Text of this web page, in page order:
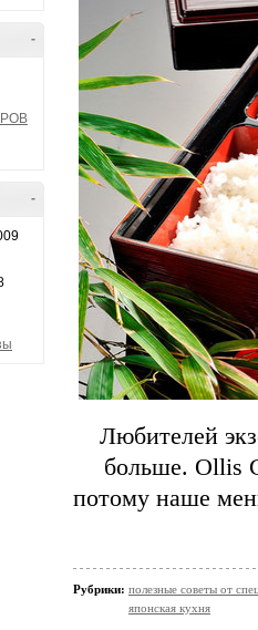
-
-
Любителей
больше. Ollis
потому наше
Рубрики: полезные советы от
японская кухня